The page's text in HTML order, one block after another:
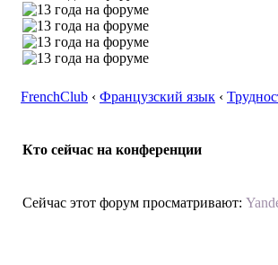
FrenchClub ‹ Французский язык ‹
Кто сейчас на конференции
Сейчас этот форум просматривают: